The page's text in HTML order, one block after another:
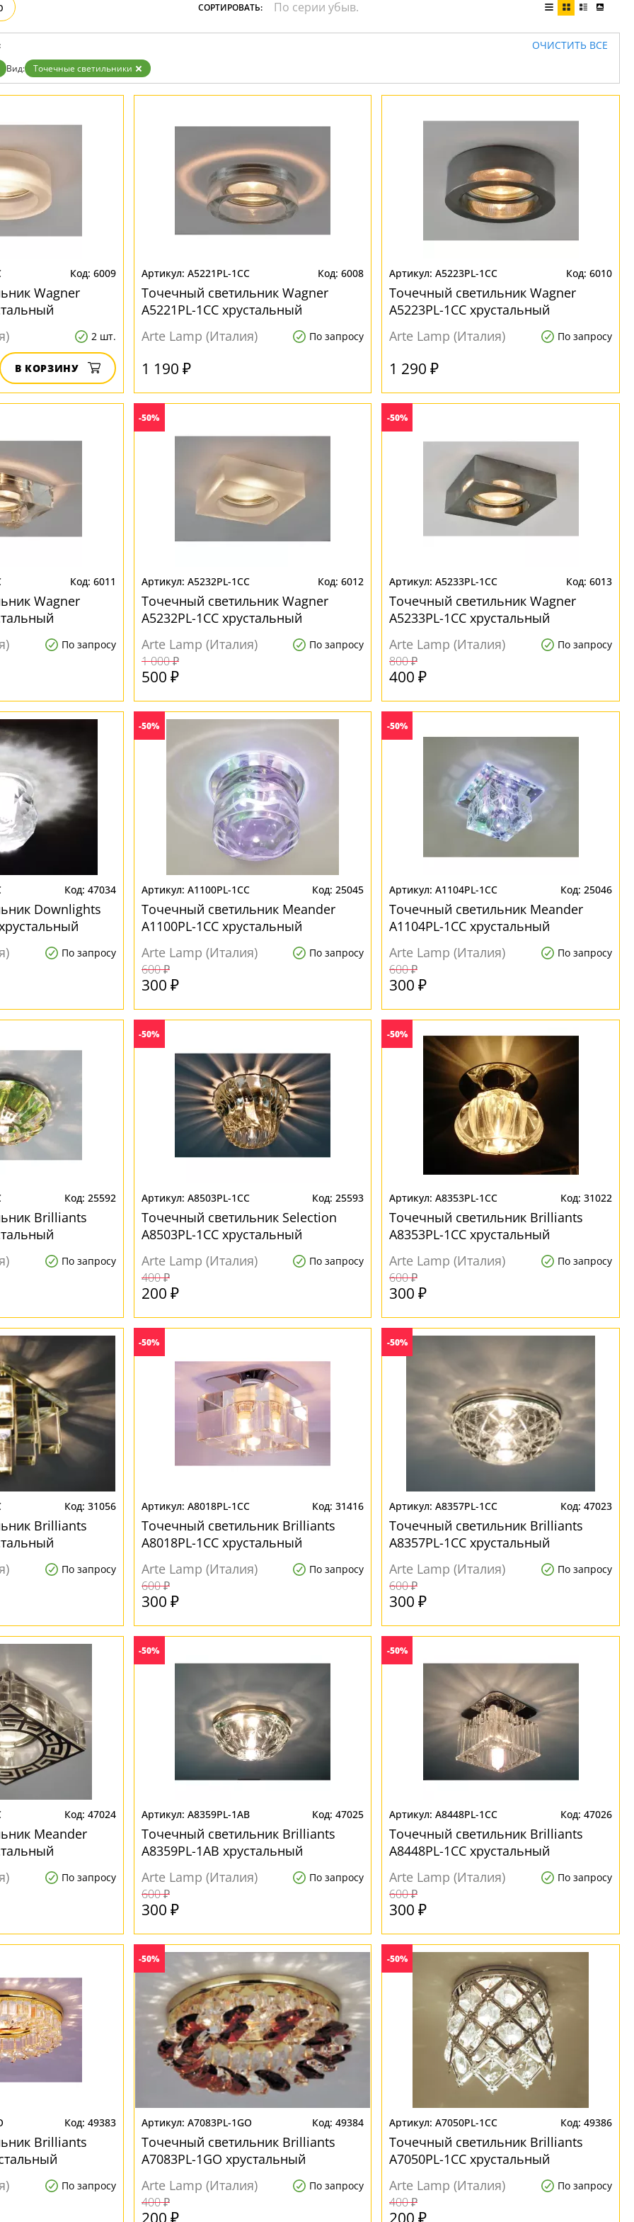
Прозрачные
Черные
СОРТИРОВАТЬ:
ОЧИСТИТЬ ВСЕ
Вид: Точечные светильники
6009
Wagner
2 шт.
В КОРЗИНУ
A5221PL-1CC 6008
Точечный светильник Wagner
A5221PL-1CC хрустальный
Arte Lamp (Италия)
По запросу
1 190 ₽
A5223PL-1CC 6010
Точечный светильник Wagner
A5223PL-1CC хрустальный
Arte Lamp (Италия)
По запросу
1 290 ₽
6011
Wagner
По запросу
-50%
A5232PL-1CC 6012
Точечный светильник Wagner
A5232PL-1CC хрустальный
Arte Lamp (Италия)
По запросу
1 000 ₽
500 ₽
-50%
A5233PL-1CC 6013
Точечный светильник Wagner
A5233PL-1CC хрустальный
Arte Lamp (Италия)
По запросу
800 ₽
400 ₽
47034
Downlights
По запросу
-50%
A1100PL-1CC 25045
Точечный светильник Meander
A1100PL-1CC хрустальный
Arte Lamp (Италия)
По запросу
600 ₽
300 ₽
-50%
A1104PL-1CC 25046
Точечный светильник Meander
A1104PL-1CC хрустальный
Arte Lamp (Италия)
По запросу
600 ₽
300 ₽
25592
Brilliants
По запросу
-50%
A8503PL-1CC 25593
Точечный светильник Selection
A8503PL-1CC хрустальный
Arte Lamp (Италия)
По запросу
400 ₽
200 ₽
-50%
A8353PL-1CC 31022
Точечный светильник Brilliants
A8353PL-1CC хрустальный
Arte Lamp (Италия)
По запросу
600 ₽
300 ₽
31056
Brilliants
По запросу
-50%
A8018PL-1CC 31416
Точечный светильник Brilliants
A8018PL-1CC хрустальный
Arte Lamp (Италия)
По запросу
600 ₽
300 ₽
-50%
A8357PL-1CC 47023
Точечный светильник Brilliants
A8357PL-1CC хрустальный
Arte Lamp (Италия)
По запросу
600 ₽
300 ₽
47024
Meander
По запросу
-50%
A8359PL-1AB 47025
Точечный светильник Brilliants
A8359PL-1AB хрустальный
Arte Lamp (Италия)
По запросу
600 ₽
300 ₽
-50%
A8448PL-1CC 47026
Точечный светильник Brilliants
A8448PL-1CC хрустальный
Arte Lamp (Италия)
По запросу
600 ₽
300 ₽
49383
Brilliants
По запросу
-50%
A7083PL-1GO 49384
Точечный светильник Brilliants
A7083PL-1GO хрустальный
Arte Lamp (Италия)
По запросу
400 ₽
200 ₽
-50%
A7050PL-1CC 49386
Точечный светильник Brilliants
A7050PL-1CC хрустальный
Arte Lamp (Италия)
По запросу
400 ₽
200 ₽